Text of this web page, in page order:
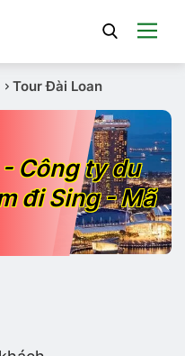
Tour Đài Loan
Công ty du
đi Sing - Mã